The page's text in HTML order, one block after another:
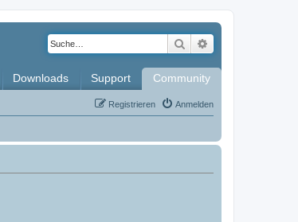
Suche
Downloads Support Community
Anmelden
Registrieren